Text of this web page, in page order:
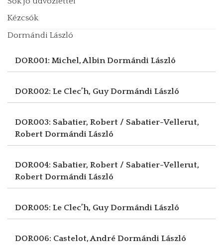
Kézcsók
Dormándi László
DOR001: Michel, AlbinDormándi László
DOR002: Le Clec’h, GuyDormándi László
DOR003: Sabatier, Robert / Sabatier-Vellerut,
Robert Dormándi László
DOR004: Sabatier, Robert / Sabatier-Vellerut,
Robert Dormándi László
DOR005: Le Clec’h, GuyDormándi László
DOR006: Castelot, André Dormándi László